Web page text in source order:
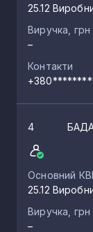
25.12
Виручка, грн
–
Контакти
4
Основний
25.12
Виручка, грн
–